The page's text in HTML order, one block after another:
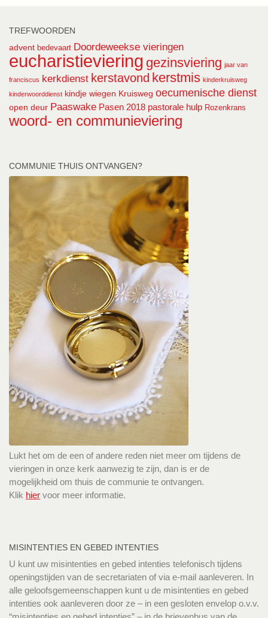
TREFWOORDEN
advent bedevaart Doordeweekse vieringen
eucharistieviering gezinsviering jaar van
franciscus kerkdienst kerstavond kerstmis kinderkruisweg
kinderwoorddienst kindje wiegen Kruisweg oecumenische dienst
open deur Paaswake Pasen 2018 pastorale hulp Rozenkrans
woord- en communieviering
COMMUNIE THUIS ONTVANGEN?
Lukt het om de een of andere reden niet meer om tijdens de
vieringen in onze kerk aanwezig te zijn, dan is er de
mogelijkheid om thuis de communie te ontvangen.
Klik hier voor meer informatie.
MISINTENTIES EN GEBED INTENTIES
U kunt uw misintenties en gebed intenties telefonisch tijdens
openingstijden van de secretariaten of via e-mail aanleveren. In
alle geloofsgemeenschappen kunt u de misintenties en gebed
intenties ook aanleveren door ze – in een gesloten envelop o.v.v.